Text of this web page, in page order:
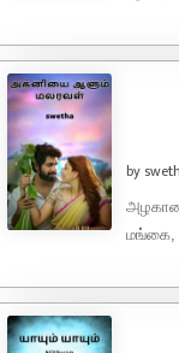
by
அழகான
மங்கை,
ஏங்கும்